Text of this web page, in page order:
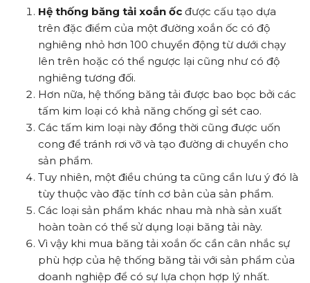
Hệ thống băng tải xoắn ốc được cấu tạo dựa
trên đặc điểm của một đường xoắn ốc có độ
nghiêng nhỏ hơn 100 chuyển động từ dưới chạy
lên trên hoặc có thể ngược lại cũng như có độ
nghiêng tương đối.
Hơn nữa, hệ thống băng tải được bao bọc bởi các
tấm kim loại có khả năng chống gỉ sét cao.
Các tấm kim loại này đồng thời cũng được uốn
cong để tránh rơi vỡ và tạo đường di chuyển cho
sản phẩm.
Tuy nhiên, một điều chúng ta cũng cần lưu ý đó là
tùy thuộc vào đặc tính cơ bản của sản phẩm.
Các loại sản phẩm khác nhau mà nhà sản xuất
hoàn toàn có thể sử dụng loại băng tải này.
Vì vậy khi mua băng tải xoắn ốc cần cân nhắc sự
phù hợp của hệ thống băng tải với sản phẩm của
doanh nghiệp để có sự lựa chọn hợp lý nhất.